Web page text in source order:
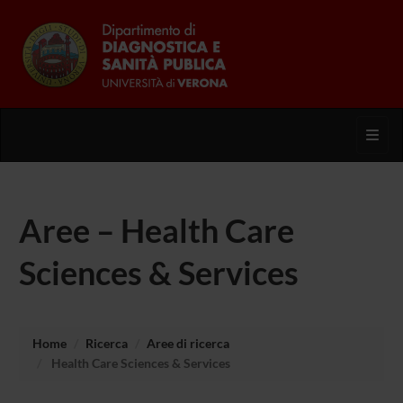
Aree – Health Care
Sciences & Services
Home Ricerca
Aree di ricerca
Health Care Sciences & Services